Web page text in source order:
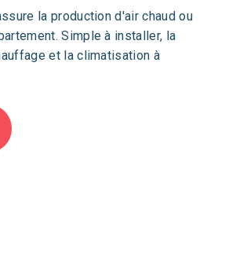
la production d'air chaud ou
Simple à installer, la
et la climatisation à